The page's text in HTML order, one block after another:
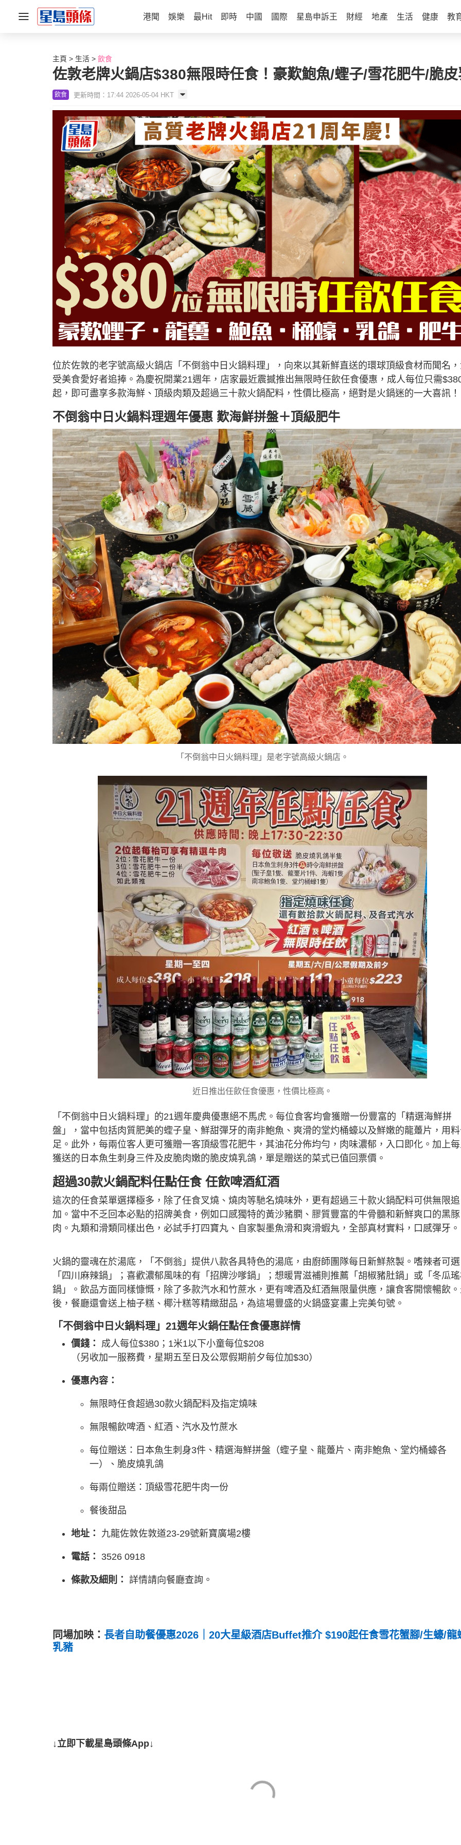
港聞 娛樂 最Hit 即時 中國 國際 星島申訴王 財經 地產 生活 健康 教
主頁 生活 飲食
佐敦老牌火鍋店$380無限時任食！豪歎鮑魚/蟶子/雪花肥牛/脆
飲食 更新時間：17:44 2026-05-04 HKT
位於佐敦的老字號高級火鍋店「不倒翁中日火鍋料理」，向來以其新鮮直送的環球頂級食材而聞名
受美食愛好者追捧。為慶祝開業21週年，店家最近震撼推出無限時任飲任食優惠，成人每位只需
起，即可盡享多款海鮮、頂級肉類及超過三十款火鍋配料，性價比極高，絕對是火鍋迷的一大喜訊！
不倒翁中日火鍋料理週年優惠 歎海鮮拼盤＋頂級肥牛
「不倒翁中日火鍋料理」是老字號高級火鍋店。
近日推出任飲任食優惠，性價比極高。
「不倒翁中日火鍋料理」的21週年慶典優惠絕不馬虎。每位食客均會獲贈一份豐富的「精選海鮮拼
盤」，當中包括肉質肥美的蟶子皇、鮮甜彈牙的南非鮑魚、爽滑的堂灼桶蠔以及鮮嫩的龍躉片，用
足。此外，每兩位客人更可獲贈一客頂級雪花肥牛，其油花分佈均勻，肉味濃郁，入口即化。加上
獲送的日本魚生刺身三件及皮脆肉嫩的脆皮燒乳鴿，單是贈送的菜式已值回票價。
超過30款火鍋配料任點任食 任飲啤酒紅酒
這次的任食菜單選擇極多，除了任食叉燒、燒肉等馳名燒味外，更有超過三十款火鍋配料可供無限追
加。當中不乏回本必點的招牌美食，例如口感獨特的黃沙豬膶、膠質豐富的牛骨髓和新鮮爽口的黑豚
肉。丸類和滑類同樣出色，必試手打四寶丸、自家製墨魚滑和爽滑蝦丸，全部真材實料，口感彈牙。
火鍋的靈魂在於湯底，「不倒翁」提供八款各具特色的湯底，由廚師團隊每日新鮮熬製。嗜辣者可選
「四川麻辣鍋」；喜歡濃郁風味的有「招牌沙嗲鍋」；想暖胃滋補則推薦「胡椒豬肚鍋」或「冬瓜
鍋」。飲品方面同樣慷慨，除了多款汽水和竹蔗水，更有啤酒及紅酒無限量供應，讓食客開懷暢飲
後，餐廳還會送上柚子糕、椰汁糕等精緻甜品，為這場豐盛的火鍋盛宴畫上完美句號。
「不倒翁中日火鍋料理」21週年火鍋任點任食優惠詳情
價錢：
成人每位$380；1米1以下小童每位$208
（另收加一服務費，星期五至日及公眾假期前夕每位加$30）
優惠內容：
無限時任食超過30款火鍋配料及指定燒味
無限暢飲啤酒、紅酒、汽水及竹蔗水
每位贈送：日本魚生刺身3件、精選海鮮拼盤（蟶子皇、龍躉片、南非鮑魚、堂灼桶蠔各
一）、脆皮燒乳鴿
每兩位贈送：頂級雪花肥牛肉一份
餐後甜品
地址： 九龍佐敦佐敦道23-29號新寶廣場2樓
電話： 3526 0918
條款及細則： 詳情請向餐廳查詢。
同場加映： 長者自助餐優惠2026｜20大星級酒店Buffet推介 $190起任食雪花蟹腳/生蠔/龍
乳豬
↓立即下載星島頭條App↓